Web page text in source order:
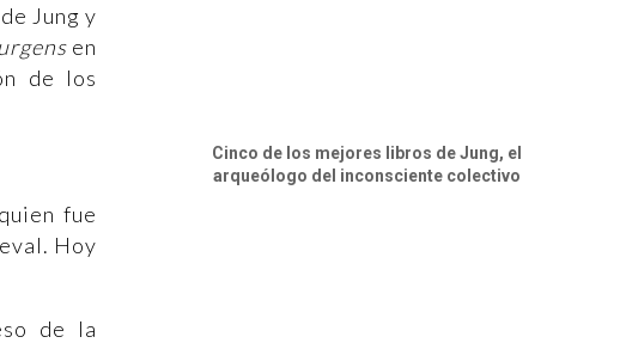
Jung y
en
de los
fue
Hoy
de la
Cinco de los mejores libros de Jung, el
arqueólogo del inconsciente colectivo